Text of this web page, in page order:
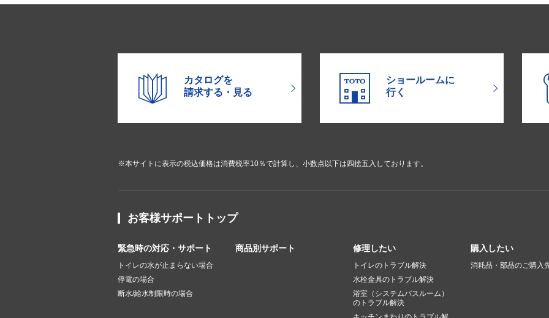
カタログを
請求する・見る
ショールームに
行く
※本サイトに表示の税込価格は消費税率10％で計算し、小数点以下は四捨五入しております。
お客様サポートトップ
緊急時の対応・サポート
トイレの水が止まらない場合
停電の場合
断水/給水制限時の場合
商品別サポート 修理したい
トイレのトラブル解決
水栓金具のトラブル解決
浴室（システムバスルーム）
のトラブル解決
購入したい
消耗品・部品のご購入